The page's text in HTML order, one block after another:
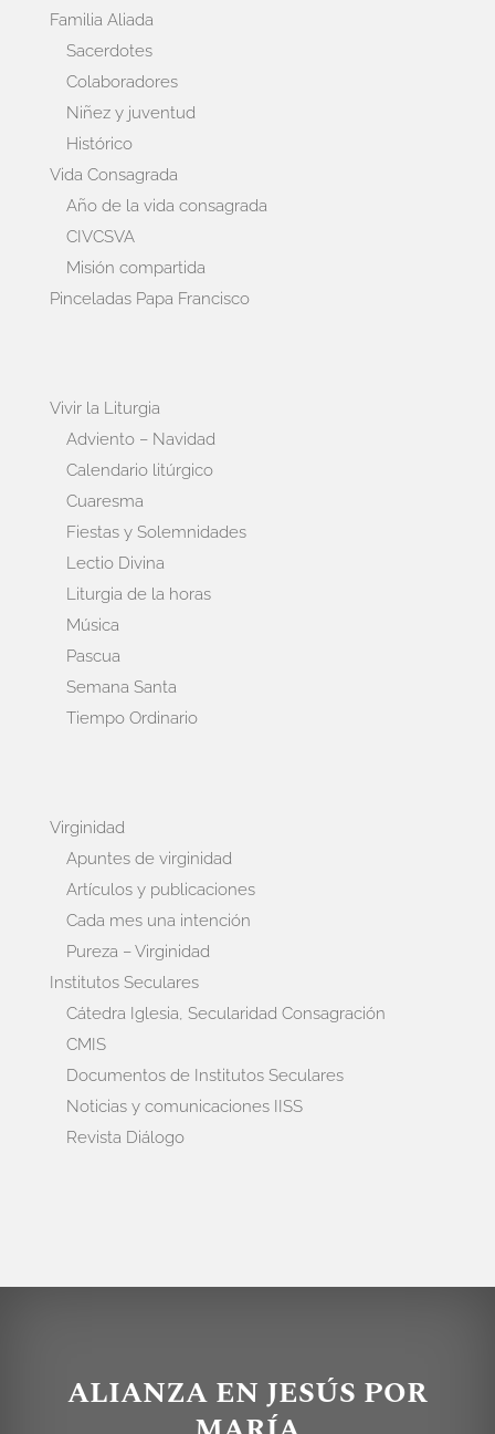
Familia Aliada
Sacerdotes
Colaboradores
Niñez y juventud
Histórico
Vida Consagrada
Año de la vida consagrada
CIVCSVA
Misión compartida
Pinceladas Papa Francisco
Vivir la Liturgia
Adviento – Navidad
Calendario litúrgico
Cuaresma
Fiestas y Solemnidades
Lectio Divina
Liturgia de la horas
Música
Pascua
Semana Santa
Tiempo Ordinario
Virginidad
Apuntes de virginidad
Artículos y publicaciones
Cada mes una intención
Pureza – Virginidad
Institutos Seculares
Cátedra Iglesia, Secularidad Consagración
CMIS
Documentos de Institutos Seculares
Noticias y comunicaciones IISS
Revista Diálogo
ALIANZA EN JESÚS POR